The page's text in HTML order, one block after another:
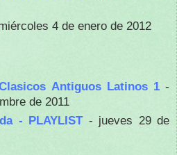
4 de enero de 2012
Antiguos Latinos 1-
de 2011
- PLAYLIST- jueves 29 de